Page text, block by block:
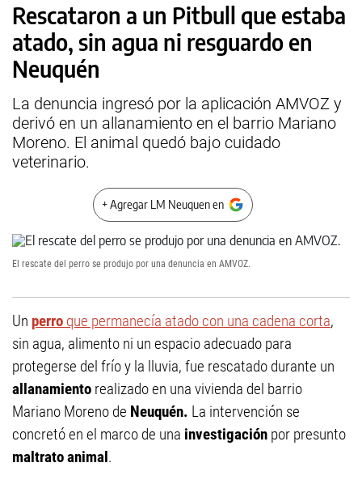
Rescataron a un Pitbull que estaba
atado, sin agua ni resguardo en
Neuquén
La denuncia ingresó por la aplicación AMVOZ y
derivó en un allanamiento en el barrio Mariano
Moreno. El animal quedó bajo cuidado
veterinario.
+ Agregar LM Neuquen en
El rescate del perro se produjo por una denuncia en AMVOZ.
Un perro que permanecía atado con una cadena corta,
sin agua, alimento ni un espacio adecuado para
protegerse del frío y la lluvia, fue rescatado durante un
allanamiento realizado en una vivienda del barrio
Mariano Moreno de Neuquén. La intervención se
concretó en el marco de una investigación por presunto
maltrato animal.